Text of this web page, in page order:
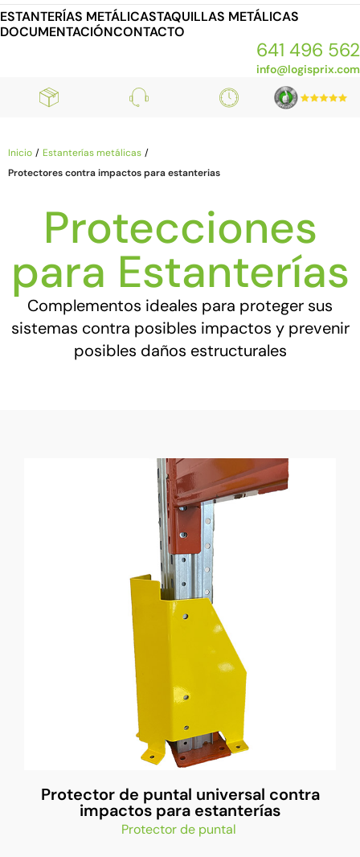
ESTANTERÍAS METÁLICASTAQUILLAS METÁLICAS
DOCUMENTACIÓNCONTACTO
641 496 562
info@logisprix.com
Inicio
Estanterías metálicas
Protectores contra impactos para estanterias
Protecciones
para Estanterías
Complementos ideales para proteger sus
sistemas contra posibles impactos y prevenir
posibles daños estructurales
Protector de puntal universal contra
impactos para estanterías
Protector de puntal